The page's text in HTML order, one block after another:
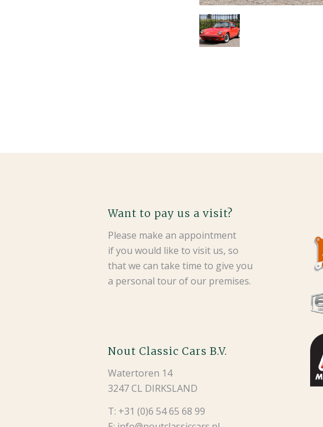
Want to pay us a visit?
Please make an appointment
if you would like to visit us, so
that we can take time to give you
a personal tour of our premises.
Nout Classic Cars B.V.
Watertoren 14
3247 CL DIRKSLAND
T: +31 (0)6 54 65 68 99